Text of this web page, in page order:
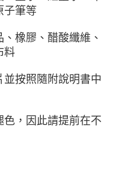
子筆等
橡膠、醋酸纖維、
料
按照隨附說明書中
，因此請提前在不